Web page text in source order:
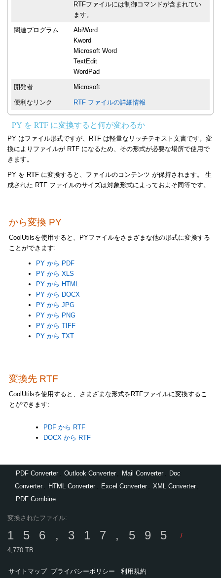
RTFファイルには制御コマンドが含まれてい
ます。
関連プログラム
AbiWord
Kword
Microsoft Word
TextEdit
WordPad
開発者 Microsoft
便利なリンク RTF ファイルの詳細情報
PY を RTF に変換すると何が変わるか
PY はファイル形式ですが、RTF は軽量なリッチテキスト文書です。変
換によりファイルが RTF になるため、その形式が必要な場所で使用で
きます。
PY を RTF に変換すると、ファイルのコンテンツ が保持されます。 生
成された RTF ファイルのサイズは対象形式によっておよそ同等です。
から変換 PY
CoolUtilsを使用すると、PYファイルをさまざまな他の形式に変換する
ことができます:
PY から PDF
PY から XLS
PY から HTML
PY から DOCX
PY から JPG
PY から PNG
PY から TIFF
PY から TXT
変換先 RTF
CoolUtilsを使用すると、さまざまな形式をRTFファイルに変換するこ
とができます:
PDF から RTF
DOCX から RTF
PDF Converter Outlook Converter Mail Converter
Doc
Converter
HTML Converter Excel Converter XML Converter
PDF Combine
変換されたファイル:
156,317,595
/
4,770 TB
サイトマップ プライバシーポリシー 利用規約